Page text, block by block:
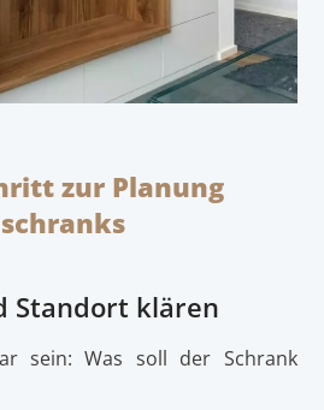
zur Planung
Standort klären
sein: Was soll der Schrank